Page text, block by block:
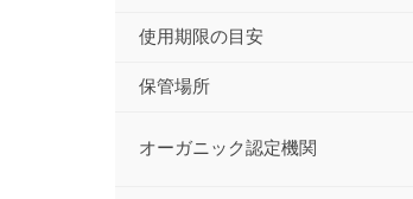
使用期限の目安
保管場所
オーガニック認定機関